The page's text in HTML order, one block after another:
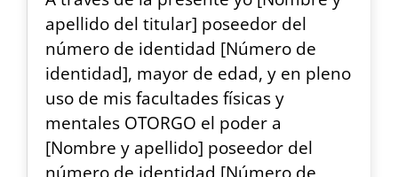
apellido del titular] poseedor del
número de identidad [Número de
identidad], mayor de edad, y en pleno
uso de mis facultades físicas y
mentales OTORGO el poder a
[Nombre y apellido] poseedor del
número de identidad [Número de